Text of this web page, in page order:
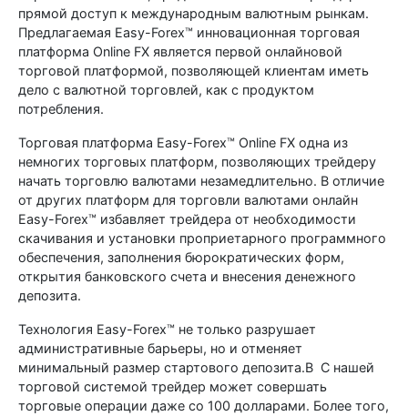
прямой доступ к международным валютным рынкам.
Предлагаемая Easy-Forex™ инновационная торговая
платформа Online FX является первой онлайновой
торговой платформой, позволяющей клиентам иметь
дело с валютной торговлей, как с продуктом
потребления.
Торговая платформа Easy-Forex™ Online FX одна из
немногих торговых платформ, позволяющих трейдеру
начать торговлю валютами незамедлительно. В отличие
от других платформ для торговли валютами онлайн
Easy-Forex™ избавляет трейдера от необходимости
скачивания и установки проприетарного программного
обеспечения, заполнения бюрократических форм,
открытия банковского счета и внесения денежного
депозита.
Технология Easy-Forex™ не только разрушает
административные барьеры, но и отменяет
минимальный размер стартового депозита.В С нашей
торговой системой трейдер может совершать
торговые операции даже со 100 долларами. Более того,